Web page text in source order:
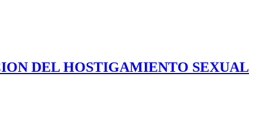
DEL HOSTIGAMIENTO SEXUAL